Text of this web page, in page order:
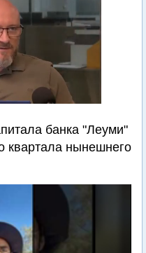
банка "Леуми"
квартала нынешнего